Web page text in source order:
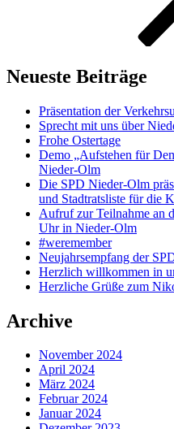
Neueste Beiträge
Präsentation der
Sprecht mit uns über
Frohe Ostertage
Demo „Aufstehen für
Nieder-Olm
Die SPD Nieder-Olm
und Stadtratsliste für die
Aufruf zur Teilnahme an
Uhr in Nieder-Olm
#weremember
Neujahrsempfang der
Herzlich willkommen in
Herzliche Grüße zum
Archive
November 2024
April 2024
März 2024
Februar 2024
Januar 2024